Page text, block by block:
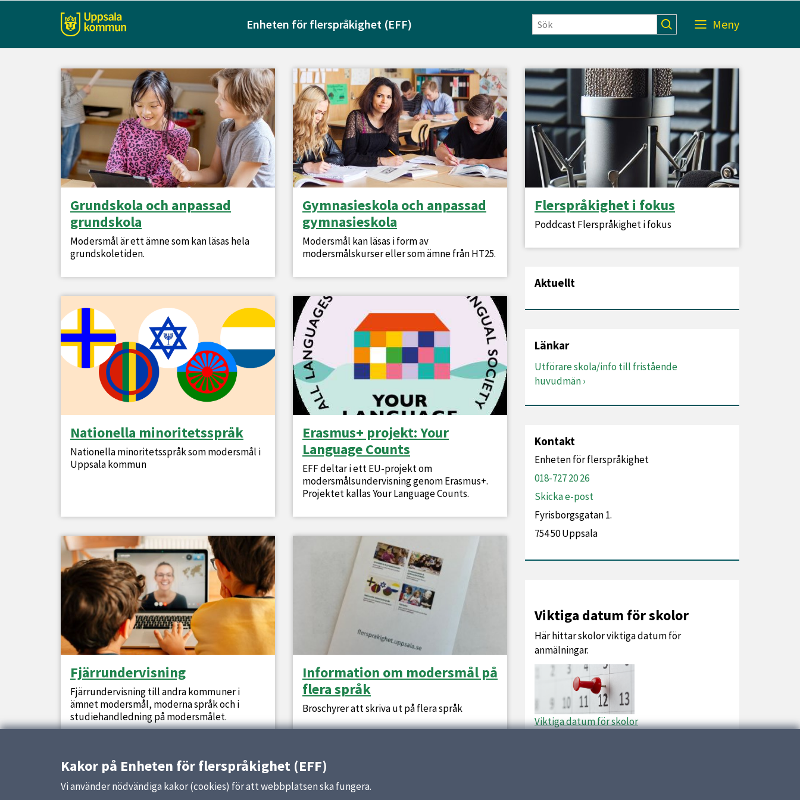
Enheten för flerspråkighet (EFF) Meny
Grundskola och anpassad
grundskola
Modersmål är ett ämne som kan läsas hela
grundskoletiden.
Gymnasieskola och anpassad
gymnasieskola
Modersmål kan läsas i form av
modersmålskurser eller som ämne från HT25.
Nationella minoritetsspråk
Nationella minoritetsspråk som modersmål i
Uppsala kommun
Erasmus+ projekt: Your
Language Counts
EFF deltar i ett EU-projekt om
modersmålsundervisning genom Erasmus+.
Projektet kallas Your Language Counts.
Fjärrundervisning
Fjärrundervisning till andra kommuner i
ämnet modersmål, moderna språk och i
studiehandledning på modersmålet.
Information om modersmål på
flera språk
Broschyrer att skriva ut på flera språk
Flerspråkighet i fokus
Poddcast Flerspråkighet i fokus
Aktuellt
Länkar
Utförare skola/info till fristående
huvudmän
Kontakt
Enheten för flerspråkighet
018-727 20 26
Skicka e-post
Fyrisborgsgatan 1.
754 50 Uppsala
Viktiga datum för skolor
Här hittar skolor viktiga datum för
anmälningar.
Viktiga datum för skolor
Kakor på Enheten för flerspråkighet (EFF)
Vi använder nödvändiga kakor (cookies) för att webbplatsen ska fungera.